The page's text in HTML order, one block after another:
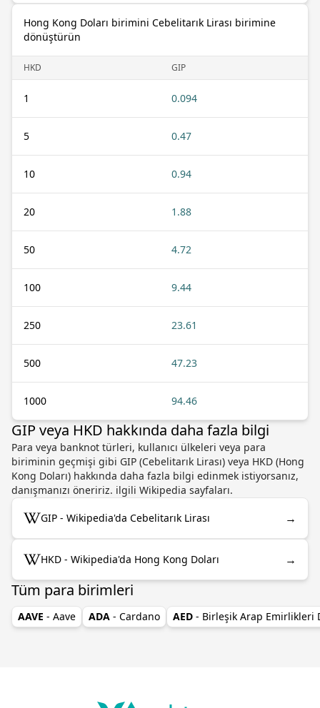
Hong Kong Doları birimini Cebelitarık Lirası birimine
dönüştürün
HKD GIP
1 0.094
5 0.47
10 0.94
20 1.88
50 4.72
100 9.44
250 23.61
500 47.23
1000 94.46
GIP veya HKD hakkında daha fazla bilgi
Para veya banknot türleri, kullanıcı ülkeleri veya para
biriminin geçmişi gibi GIP (Cebelitarık Lirası) veya HKD (Hong
Kong Doları) hakkında daha fazla bilgi edinmek istiyorsanız,
danışmanızı öneririz. ilgili Wikipedia sayfaları.
GIP - Wikipedia'da Cebelitarık Lirası →
HKD - Wikipedia'da Hong Kong Doları →
Tüm para birimleri
AAVE - Aave ADA - Cardano AED - Birleşik Arap Emirlikleri